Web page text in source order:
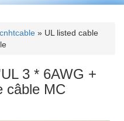
a
cnhtcable » UL listed cable
3 * 6AWG +
câble MC